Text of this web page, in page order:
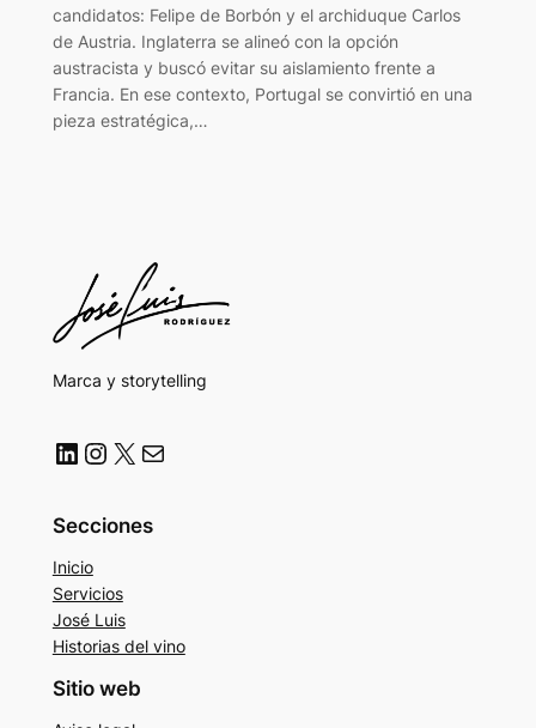
candidatos: Felipe de Borbón y el archiduque Carlos
de Austria. Inglaterra se alineó con la opción
austracista y buscó evitar su aislamiento frente a
Francia. En ese contexto, Portugal se convirtió en una
pieza estratégica,…
Marca y storytelling
LinkedIn Instagram X Correo electrónico
Secciones
Inicio
Servicios
José Luis
Historias del vino
Sitio web